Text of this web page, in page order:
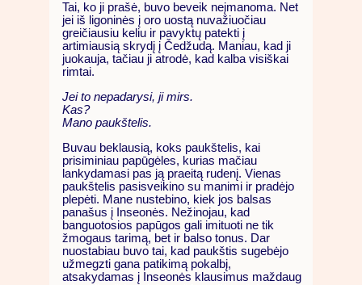
Tai, ko ji prašė, buvo beveik neįmanoma. Net
jei iš ligoninės į oro uostą nuvažiuočiau
greičiausiu keliu ir pavyktų patekti į
artimiausią skrydį į Čedžudą. Maniau, kad ji
juokauja, tačiau ji atrodė, kad kalba visiškai
rimtai.
Jei to nepadarysi, ji mirs.
Kas?
Mano paukštelis.
Buvau beklausią, koks paukštelis, kai
prisiminiau papūgėles, kurias mačiau
lankydamasi pas ją praeitą rudenį. Vienas
paukštelis pasisveikino su manimi ir pradėjo
plepėti. Mane nustebino, kiek jos balsas
panašus į Inseonės. Nežinojau, kad
banguotosios papūgos gali imituoti ne tik
žmogaus tarimą, bet ir balso tonus. Dar
nuostabiau buvo tai, kad paukštis sugebėjo
užmegzti gana patikimą pokalbį,
atsakydamas į Inseonės klausimus maždaug